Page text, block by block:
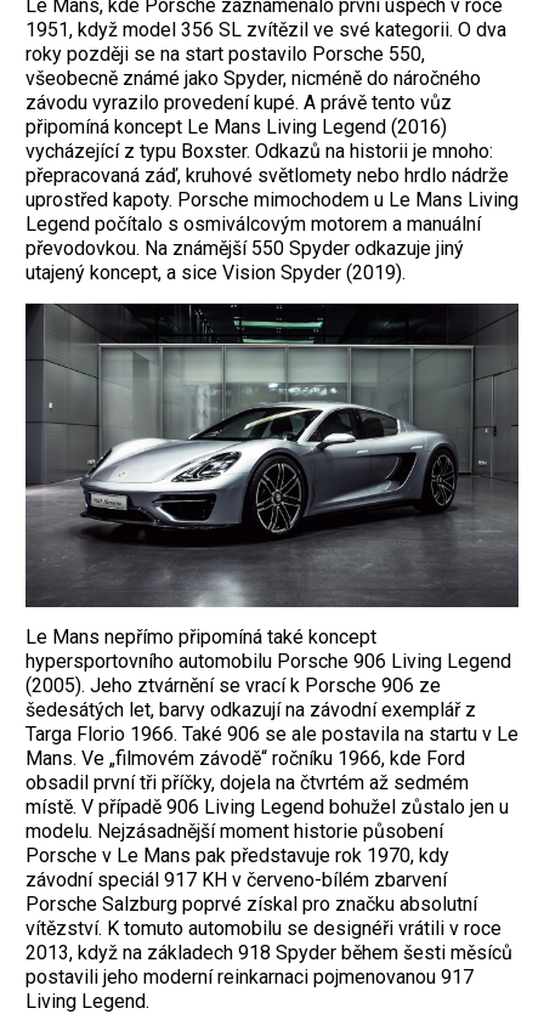
Le Mans, kde Porsche zaznamenalo první úspěch v roce
1951, když model 356 SL zvítězil ve své kategorii. O dva
roky později se na start postavilo Porsche 550,
všeobecně známé jako Spyder, nicméně do náročného
závodu vyrazilo provedení kupé. A právě tento vůz
připomíná koncept Le Mans Living Legend (2016)
vycházející z typu Boxster. Odkazů na historii je mnoho:
přepracovaná záď, kruhové světlomety nebo hrdlo nádrže
uprostřed kapoty. Porsche mimochodem u Le Mans Living
Legend počítalo s osmiválcovým motorem a manuální
převodovkou. Na známější 550 Spyder odkazuje jiný
utajený koncept, a sice Vision Spyder (2019).
Le Mans nepřímo připomíná také koncept
hypersportovního automobilu Porsche 906 Living Legend
(2005). Jeho ztvárnění se vrací k Porsche 906 ze
šedesátých let, barvy odkazují na závodní exemplář z
Targa Florio 1966. Také 906 se ale postavila na startu v Le
Mans. Ve „filmovém závodě“ ročníku 1966, kde Ford
obsadil první tři příčky, dojela na čtvrtém až sedmém
místě. V případě 906 Living Legend bohužel zůstalo jen u
modelu. Nejzásadnější moment historie působení
Porsche v Le Mans pak představuje rok 1970, kdy
závodní speciál 917 KH v červeno-bílém zbarvení
Porsche Salzburg poprvé získal pro značku absolutní
vítězství. K tomuto automobilu se designéři vrátili v roce
2013, když na základech 918 Spyder během šesti měsíců
postavili jeho moderní reinkarnaci pojmenovanou 917
Living Legend.